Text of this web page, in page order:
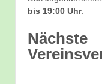
bis 19:00 Uhr.
Nächste